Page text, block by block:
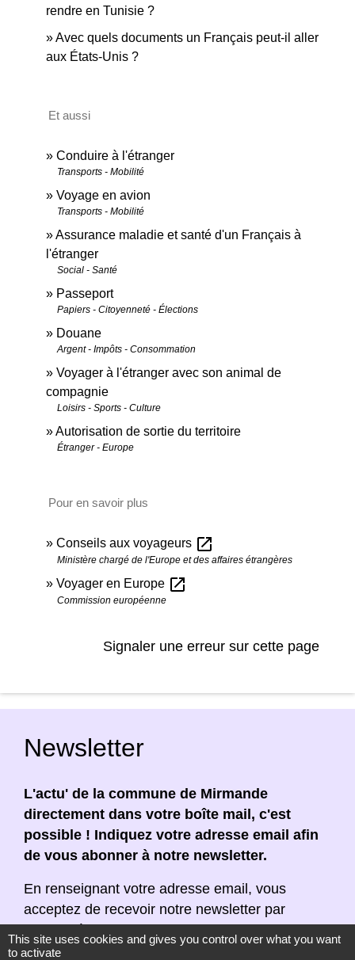
rendre en Tunisie ?
Avec quels documents un Français peut-il aller
aux États-Unis ?
Et aussi
Conduire à l'étranger
Transports - Mobilité
Voyage en avion
Transports - Mobilité
Assurance maladie et santé d'un Français à
l'étranger
Social - Santé
Passeport
Papiers - Citoyenneté - Élections
Douane
Argent - Impôts - Consommation
Voyager à l'étranger avec son animal de
compagnie
Loisirs - Sports - Culture
Autorisation de sortie du territoire
Étranger - Europe
Pour en savoir plus
Conseils aux voyageurs open_in_new
Ministère chargé de l'Europe et des affaires étrangères
Voyager en Europe open_in_new
Commission européenne
Signaler une erreur sur cette page
Newsletter
L'actu' de la commune de Mirmande
directement dans votre boîte mail, c'est
possible ! Indiquez votre adresse email afin
de vous abonner à notre newsletter.
En renseignant votre adresse email, vous
acceptez de recevoir notre newsletter par
courrier électronique. Vous pouvez vous
désinscrire à tout moment en cliquant dans un
This site uses cookies and gives you control over what you want
to activate